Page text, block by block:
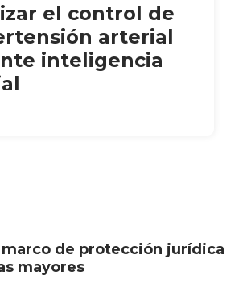
el control de
arterial
inteligencia
de protección jurídica
mayores